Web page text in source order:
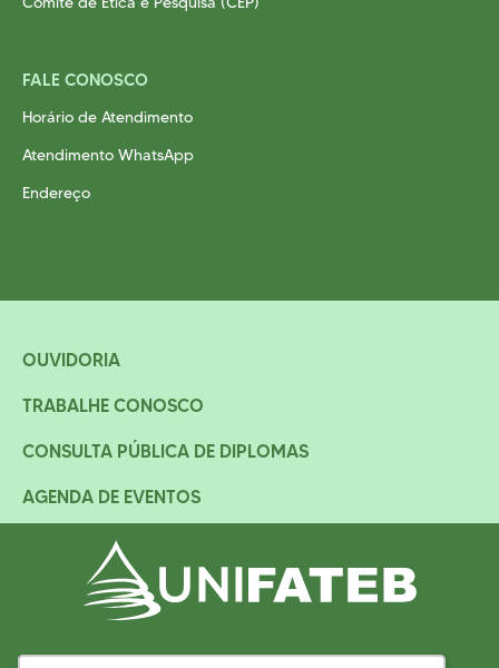
FALE CONOSCO
Horário de Atendimento
Atendimento WhatsApp
Endereço
OUVIDORIA
TRABALHE CONOSCO
CONSULTA PÚBLICA DE DIPLOMAS
AGENDA DE EVENTOS